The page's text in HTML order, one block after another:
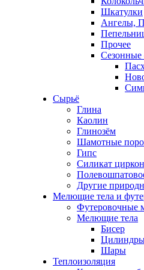
Шкатулки
Ангелы,
Прочее
Сезонные
Сырьё
Глина
Каолин
Глинозём
Шамотные
Гипс
Силикат
Другие
Мелющие тела и
Футеровочные
Мелющие тела
Бисер
Шары
Теплоизоляция